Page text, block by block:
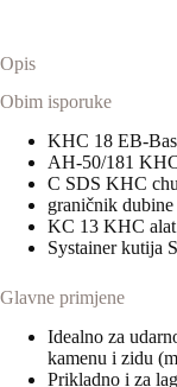
Opis
Obim isporuke
KHC 18 EB-
AH-50/181
C SDS KHC
graničnik dubine
KC 13 KHC alat
Systainer kutija
Glavne primjene
Idealno za
kamenu i zidu
Prikladno i za